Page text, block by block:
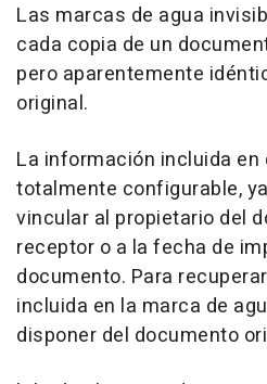
Las marcas de agua
cada copia de un
pero aparentemente
original.
La información incluida en
totalmente configurable,
vincular al propietario del
receptor o a la fecha de
documento. Para
incluida en la marca de
disponer del documento